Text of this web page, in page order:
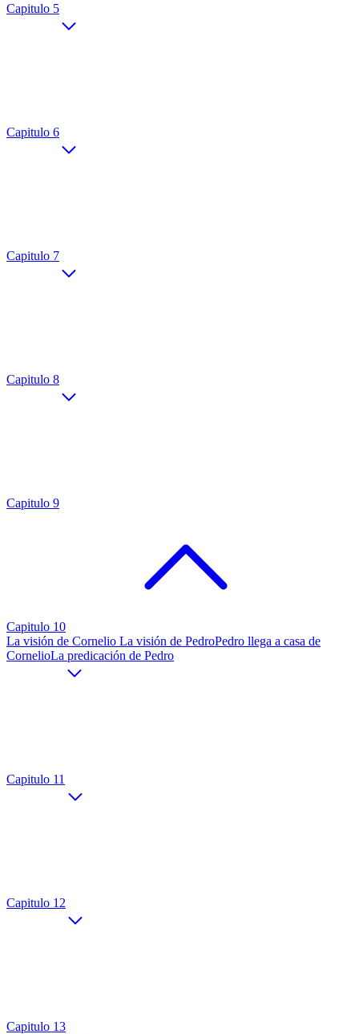
Capitulo 5
Capitulo 6
Capitulo 7
Capitulo 8
Capitulo 9
Capitulo 10
La visión de Cornelio La visión de PedroPedro llega a casa de
CornelioLa predicación de Pedro
Capitulo 11
Capitulo 12
Capitulo 13